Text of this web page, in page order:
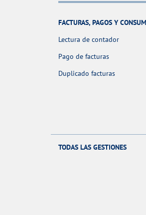
FACTURAS, PAGOS Y
Lectura de contador
Pago de facturas
Duplicado facturas
TODAS LAS GESTIONES